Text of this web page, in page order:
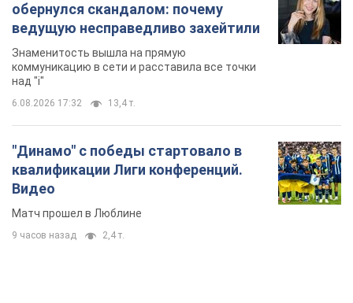
обернулся скандалом: почему
ведущую несправедливо захейтили
Знаменитость вышла на прямую
коммуникацию в сети и расставила все точки
над "i"
6.08.2026 17:32 13,4 т.
"Динамо" с победы стартовало в
квалификации Лиги конференций.
Видео
Матч прошел в Люблине
9 часов назад 2,4 т.